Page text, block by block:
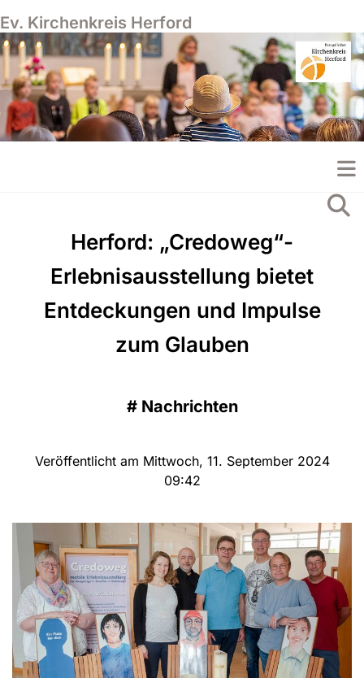
Ev. Kirchenkreis Herford
Herford: „Credoweg“-
Erlebnisausstellung bietet
Entdeckungen und Impulse
zum Glauben
# Nachrichten
Veröffentlicht am Mittwoch, 11. September 2024
09:42